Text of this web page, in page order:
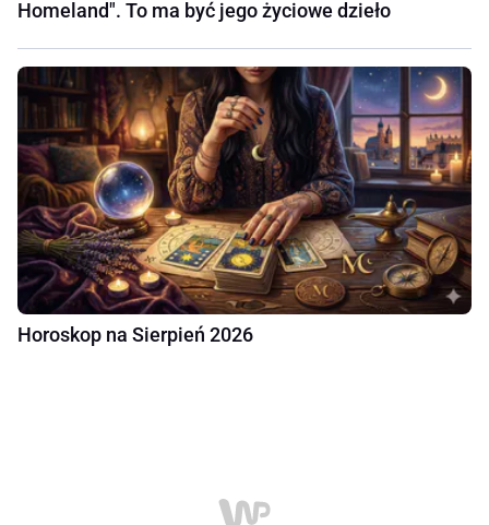
Homeland". To ma być jego życiowe dzieło
Horoskop na Sierpień 2026